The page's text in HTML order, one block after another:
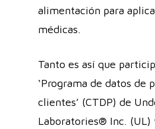
alimentación para
médicas.
Tanto es así que
‘Programa de datos de
clientes’ (CTDP) de
Laboratories® Inc. (UL)